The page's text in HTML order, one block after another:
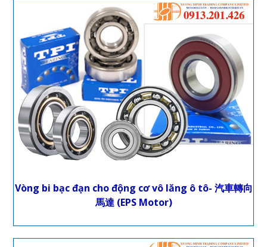
Vòng bi bạc đạn cho động cơ vô lăng ô tô- 汽車轉向
馬達 (EPS Motor)